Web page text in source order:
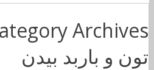
تون و باربد بیدن